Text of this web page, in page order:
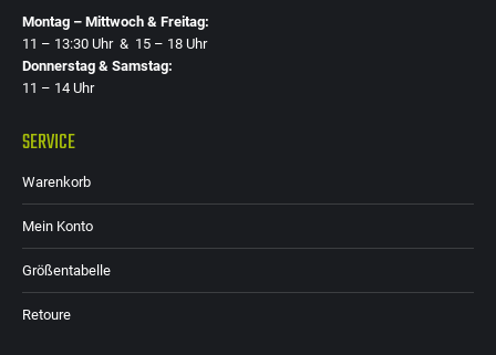
Montag – Mittwoch & Freitag:
11 – 13:30 Uhr & 15 – 18 Uhr
Donnerstag & Samstag:
11 – 14 Uhr
SERVICE
Warenkorb
Mein Konto
Größentabelle
Retoure